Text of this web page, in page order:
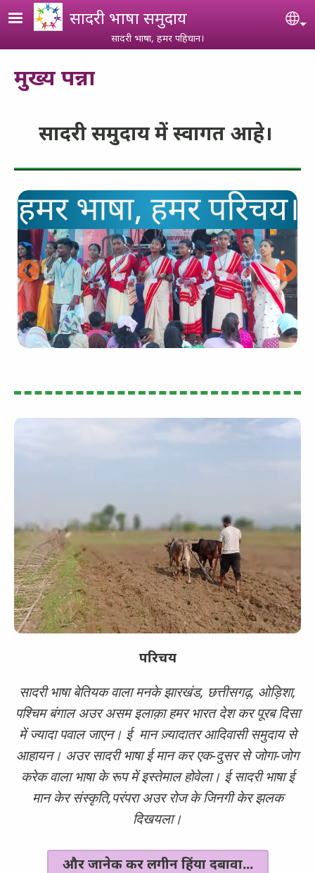
Skip to main content
सादरी भाषा समुदाय
सादरी भाषा, हमर पहिचान।
मुख्य पन्ना
सादरी समुदाय में स्वागत आहे।
परिचय
सादरी भाषा बेतियक वाला मनके झारखंड, छत्तीसगढ़, ओड़िशा,
पश्चिम बंगाल अउर असम इलाक़ा हमर भारत देश कर पूरब दिसा
में ज्यादा पवाल जाएन। ई मान ज़्यादातर आदिवासी समुदाय से
आहायन। अउर सादरी भाषा ई मान कर एक-दुसर से जोगा-जोग
करेक वाला भाषा के रूप में इस्तेमाल होवेला। ई सादरी भाषा ई
मान केर संस्कृति,परंपरा अउर रोज के जिनगी केर झलक
दिखयला।
और जानेक कर लगीन हिंया दबावा...